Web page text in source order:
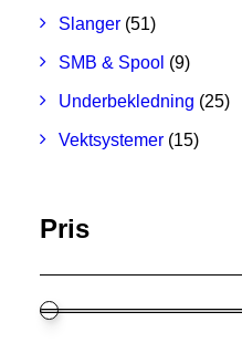
Slanger (51)
SMB & Spool (9)
Underbekledning (25)
Vektsystemer (15)
Pris